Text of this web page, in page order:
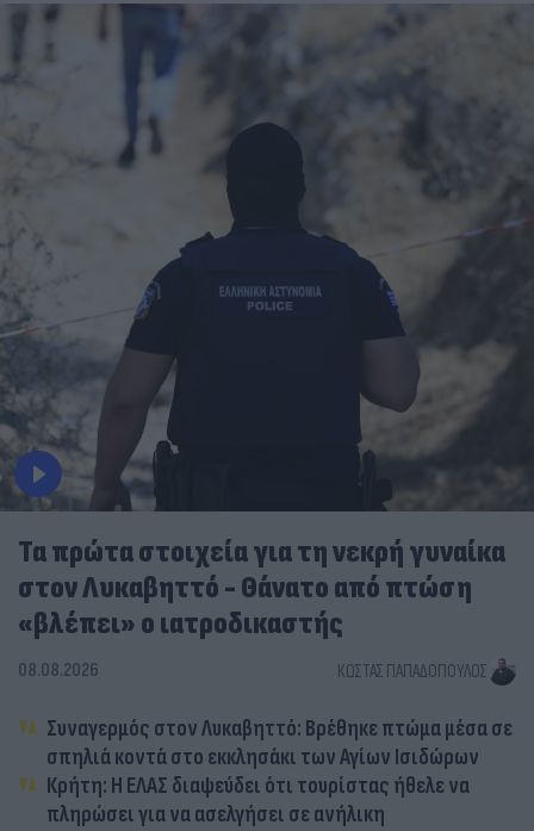
Τα πρώτα στοιχεία για τη νεκρή γυναίκα
στον Λυκαβηττό - Θάνατο από πτώση
«βλέπει» ο ιατροδικαστής
08.08.2026 ΚΏΣΤΑΣ ΠΑΠΑΔΌΠΟΥΛΟΣ
Συναγερμός στον Λυκαβηττό: Βρέθηκε πτώμα μέσα σε
σπηλιά κοντά στο εκκλησάκι των Αγίων Ισιδώρων
Κρήτη: Η ΕΛΑΣ διαψεύδει ότι τουρίστας ήθελε να
πληρώσει για να ασελγήσει σε ανήλικη